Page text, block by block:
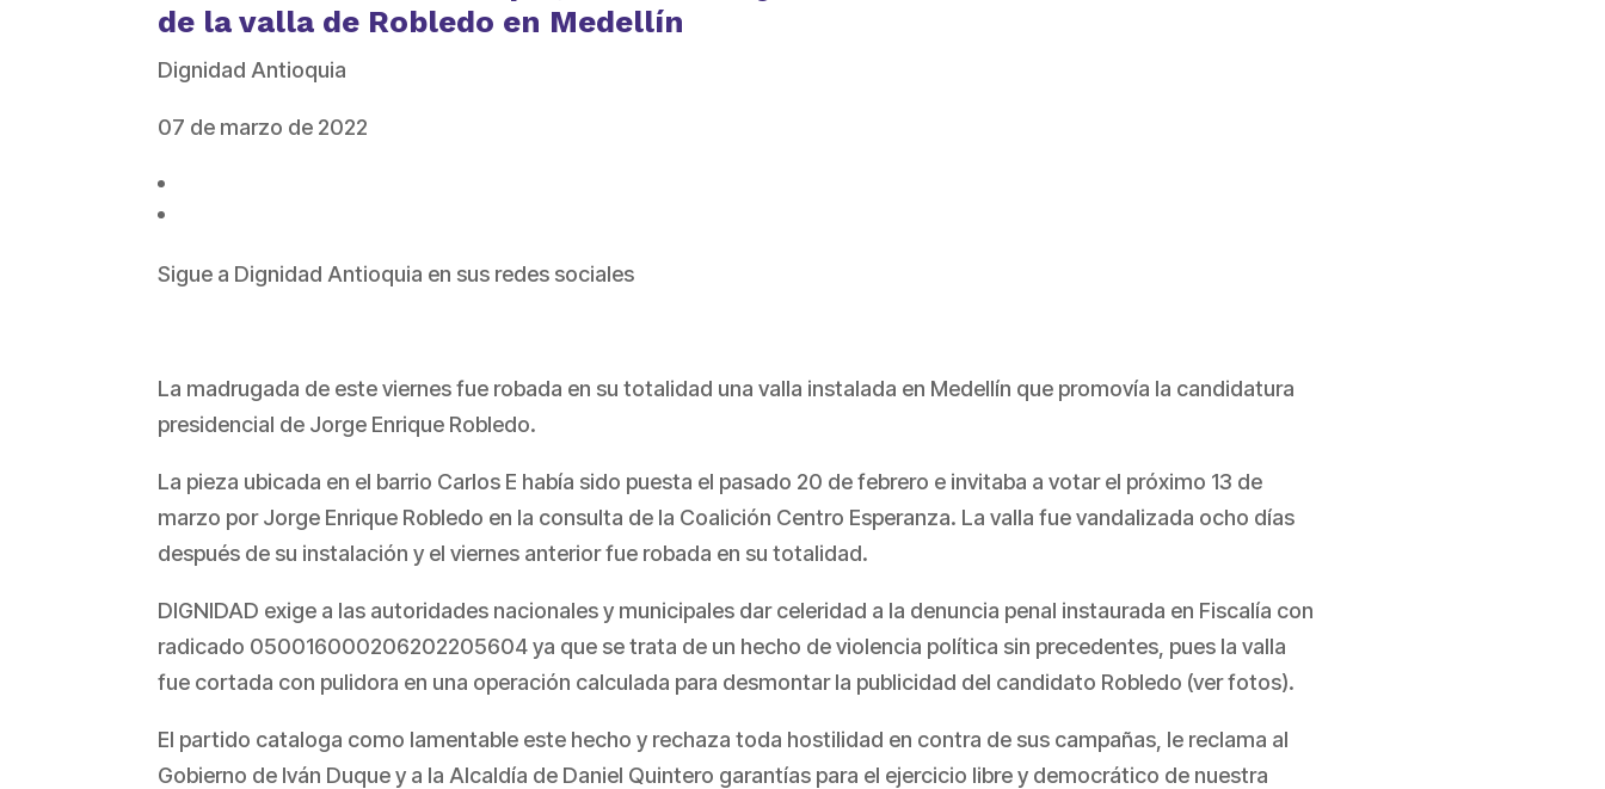
de la valla de Robledo en Medellín
Dignidad Antioquia
07 de marzo de 2022
Sigue a Dignidad Antioquia en sus redes sociales
La madrugada de este viernes fue robada en su totalidad una valla instalada en Medellín que promovía la candidatura
presidencial de Jorge Enrique Robledo.
La pieza ubicada en el barrio Carlos E había sido puesta el pasado 20 de febrero e invitaba a votar el próximo 13 de
marzo por Jorge Enrique Robledo en la consulta de la Coalición Centro Esperanza. La valla fue vandalizada ocho días
después de su instalación y el viernes anterior fue robada en su totalidad.
DIGNIDAD exige a las autoridades nacionales y municipales dar celeridad a la denuncia penal instaurada en Fiscalía con
radicado 050016000206202205604 ya que se trata de un hecho de violencia política sin precedentes, pues la valla
fue cortada con pulidora en una operación calculada para desmontar la publicidad del candidato Robledo (ver fotos).
El partido cataloga como lamentable este hecho y rechaza toda hostilidad en contra de sus campañas, le reclama al
Gobierno de Iván Duque y a la Alcaldía de Daniel Quintero garantías para el ejercicio libre y democrático de nuestra